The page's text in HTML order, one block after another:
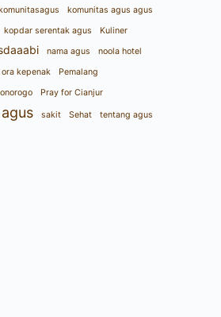
komunitas agus agus
kopdar serentak agus
Kuliner
nama agus
noola hotel
kepenak
Pemalang
Pray for Cianjur
sakit Sehat tentang agus